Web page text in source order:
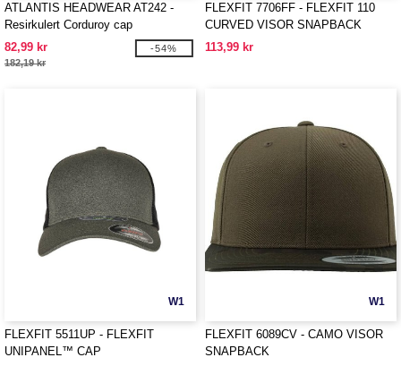
ATLANTIS HEADWEAR AT242 -
Resirkulert Corduroy cap
82,99 kr
182,19 kr
-54%
FLEXFIT 7706FF - FLEXFIT 110
CURVED VISOR SNAPBACK
113,99 kr
W1
FLEXFIT 5511UP - FLEXFIT
UNIPANEL™ CAP
W1
FLEXFIT 6089CV - CAMO VISOR
SNAPBACK